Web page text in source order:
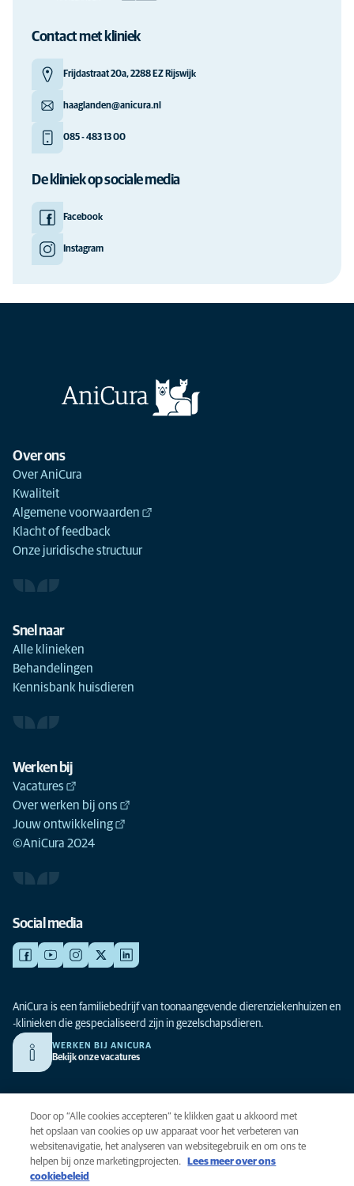
Contact met kliniek
Frijdastraat 20a, 2288 EZ Rijswijk
haaglanden@anicura.nl
085 - 483 13 00
De kliniek op sociale media
Facebook
Instagram
Over ons
Over AniCura
Kwaliteit
Algemene voorwaarden
Klacht of feedback
Onze juridische structuur
Snel naar
Alle klinieken
Behandelingen
Kennisbank huisdieren
Werken bij
Vacatures
Over werken bij ons
Jouw ontwikkeling
©AniCura 2024
Social media
AniCura is een familiebedrijf van toonaangevende dierenziekenhuizen en
-klinieken die gespecialiseerd zijn in gezelschapsdieren.
WERKEN BIJ ANICURA
Bekijk onze vacatures
Privacy
Algemene voorwaarden
Cookies
Toegankelijkheid
Door op “Alle cookies accepteren” te klikken gaat u akkoord met
het opslaan van cookies op uw apparaat voor het verbeteren van
websitenavigatie, het analyseren van websitegebruik en om ons te
helpen bij onze marketingprojecten.
Lees meer over ons
cookiebeleid